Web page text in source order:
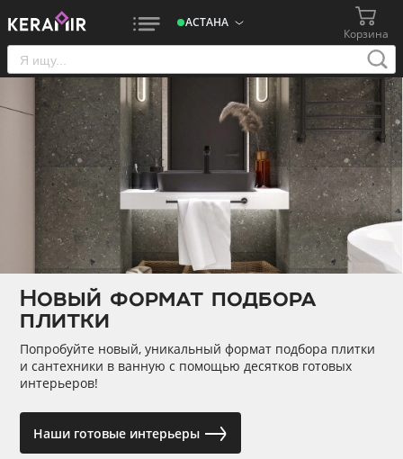
АСТАНА
Корзина
Новый формат подбора
плитки
Попробуйте новый, уникальный формат подбора плитки
и сантехники в ванную с помощью десятков готовых
интерьеров!
Наши готовые интерьеры